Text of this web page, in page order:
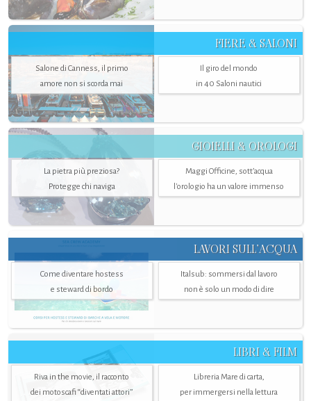
FIERE & SALONI
Salone di Canness, il primo
amore non si scorda mai
Il giro del mondo
in 40 Saloni nautici
GIOIELLI & OROLOGI
La pietra più preziosa?
Protegge chi naviga
Maggi Officine, sott’acqua
l'orologio ha un valore immenso
LAVORI SULL’ACQUA
Come diventare hostess
e steward di bordo
Italsub: sommersi dal lavoro
non è solo un modo di dire
LIBRI & FILM
Riva in the movie, il racconto
dei motoscafi “diventati attori”
Libreria Mare di carta,
per immergersi nella lettura